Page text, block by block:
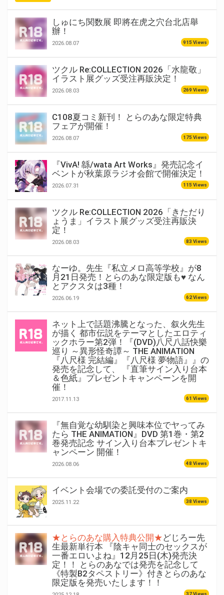
しゅにち関数展 即將在虎之穴台北店舉
辦！
2026.08.07 915 Views
ツクル Re:COLLECTION 2026「水龍敬」
イラスト展グッズ受注再販決定！
2026.08.03 269 Views
C108夏コミ新刊！ とらのあな限定特典
フェアが開催！
2026.08.07 175 Views
『VivA! 緜/wata Art Works』発売記念イ
ベントが秋葉原ラジオ会館で開催決定！
2026.07.31 115 Views
ツクル Re:COLLECTION 2026「きただり
ょうま」イラスト展グッズ受注再販決
定！
2026.08.03 83 Views
なーゆ。先生『私立メロ高等学校』が8
月21日発売！とらのあな限定版も♥ なん
とアクスタは3種！
2026.06.19 62 Views
ネット上で話題沸騰となった、叙火先生
が描く 都市伝説をテーマとしたエロティ
ックホラー第2弾！『(DVD)八尺八話快樂
巡り ～異形怪奇譚～ THE ANIMATION
『八尺様 完結編』『八尺様 夢物語』』の
発売を記念して、 『直筆サイン入り台本
＆色紙』プレゼントキャンペーンを開
催！
2017.11.13 61 Views
『無自覚な幼馴染と興味本位でヤってみ
たら THE ANIMATION』DVD 第1巻・第2
巻発売記念 サイン入り台本プレゼントキ
ャンペーン 開催！
2026.08.06 48 Views
イベント会場での委託受付のご案内
2025.11.22 38 Views
★とらのあな購入特典公開★どじろー先
生最新単行本 『陰キャ同士のセックスが
一番エロいよね』12月25日(木)発売決
定！！ とらのあなでは発売を記念して
《特製B2タペストリー》付きとらのあな
限定版を発売いたします！！